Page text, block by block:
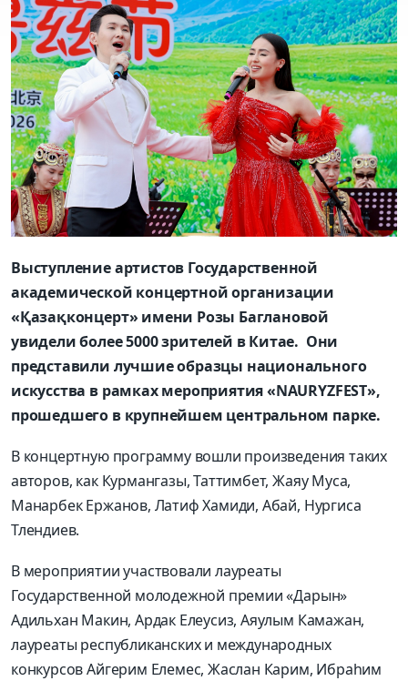
Выступление артистов Государственной
академической концертной организации
«Қазақконцерт» имени Розы Баглановой
увидели более 5000 зрителей в Китае. Они
представили лучшие образцы национального
искусства в рамках мероприятия «NAURYZFEST»,
прошедшего в крупнейшем центральном парке.
В концертную программу вошли произведения таких
авторов, как Курмангазы, Таттимбет, Жаяу Муса,
Манарбек Ержанов, Латиф Хамиди, Абай, Нургиса
Тлендиев.
В мероприятии участвовали лауреаты
Государственной молодежной премии «Дарын»
Адильхан Макин, Ардак Елеусиз, Аяулым Камажан,
лауреаты республиканских и международных
конкурсов Айгерим Елемес, Жаслан Карим, Ибраһим